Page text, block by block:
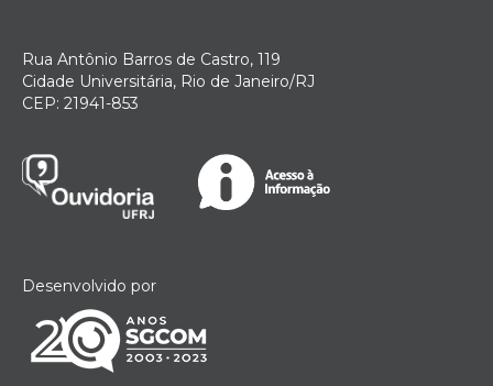
Rua Antônio Barros de Castro, 119
Cidade Universitária, Rio de Janeiro/RJ
CEP: 21941-853
Desenvolvido por